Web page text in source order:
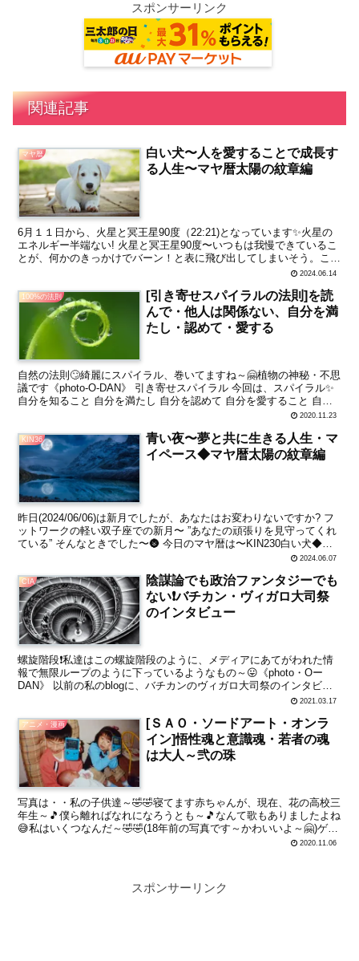
スポンサーリンク
関連記事
マヤ暦
白い犬〜人を愛することで成長す
る人生〜マヤ暦太陽の紋章編
6月１１日から、火星と冥王星90度（22:21)となっています✨火星の
エネルギー半端ない! 火星と冥王星90度〜いつもは我慢できているこ
とが、何かのきっかけでバーン！と表に飛び出してしまいそう。この
2024.06.14
100%の法則
[引き寄せスパイラルの法則]を読
んで・他人は関係ない、自分を満
たし・認めて・愛する
自然の法則🙄綺麗にスパイラル、巻いてますね～🤗植物の神秘・不思
議です《photo-O-DAN》 引き寄せスパイラル 今回は、スパイラル✨
自分を知ること 自分を満たし 自分を認めて 自分を愛すること 自分
2020.11.23
KIN36
青い夜〜夢と共に生きる人生・マ
イペース◆マヤ暦太陽の紋章編
昨日(2024/06/06)は新月でしたが、あなたはお変わりないですか? フ
ットワークの軽い双子座での新月〜 ”あなたの頑張りを見守ってくれ
ている” そんなときでした〜🌚 今日のマヤ暦は〜KIN230白い犬◆白
2024.06.07
CIA
陰謀論でも政治ファンタジーでも
ない❗バチカン・ヴィガロ大司祭
のインタビュー
螺旋階段❗私達はこの螺旋階段のように、メディアにあてがわれた情
報で無限ループのように下っているようなもの～😛《photo・Oー
DAN》 以前の私のblogに、バチカンのヴィガロ大司祭のインタビュ
2021.03.17
アニメ・漫画
[ＳＡＯ・ソードアート・オンラ
イン]悟性魂と意識魂・若者の魂
は大人～弐の珠
写真は・・私の子供達～🤣🤣寝てます赤ちゃんが、現在、花の高校三
年生～🎵僕ら離ればなれになろうとも～🎵なんて歌もありましたよね
😅私はいくつなんだ～🤣🤣(18年前の写真です～かわいいよ～🤗)ゲー
2020.11.06
スポンサーリンク